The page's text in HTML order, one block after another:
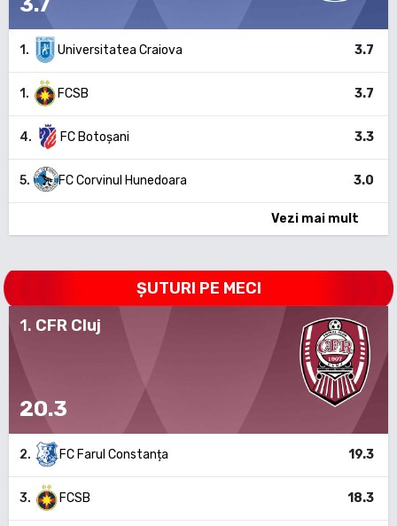
1 . Universitatea Craiova 3.7
1 . FCSB 3.7
4. FC Botoșani 3.3
5. FC Corvinul Hunedoara 3.0
Vezi mai mult
ȘUTURI PE MECI
1. CFR Cluj
20.3
2. FC Farul Constanța 19.3
3. FCSB 18.3